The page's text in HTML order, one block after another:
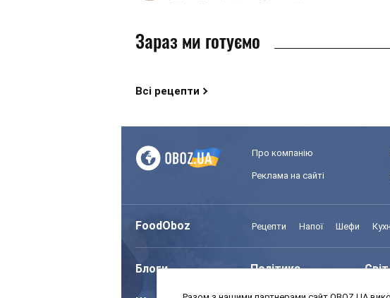
Зараз ми готуємо
Всі рецепти
Про компанію
Реклама на сайті
FoodOboz Рецепти Напої Шефи
Блоги Політика Світ